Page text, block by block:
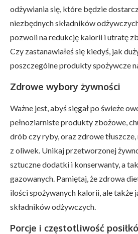
odżywiania się, które będzie
niezbędnych składników
pozwoli na redukcję kalorii i utratę
Czy zastanawiałeś się kiedyś, jak
poszczególne produkty spożywcze
Zdrowe wybory żywności
Ważne jest, abyś sięgał po świeże
pełnoziarniste produkty zbożowe,
drób czy ryby, oraz zdrowe
z oliwek. Unikaj przetworzonej
sztuczne dodatki i konserwanty, a
gazowanych. Pamiętaj, że zdrowa
ilości spożywanych kalorii, ale także
składników odżywczych.
Porcje i częstotliwość